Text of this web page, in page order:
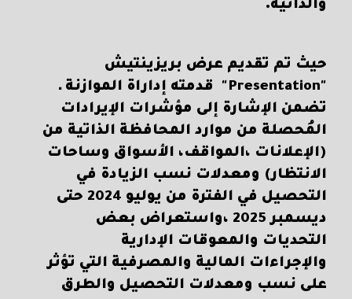
والذاتية.
حيث تم تقديم عرض بريزينتيش
"Presentation" قدمته إداراة الموازنة ـ
تضمن الإشارة إلى مؤشرات الإيرادات
المُحصلة من موارد المحافظة الذاتية من
(الإعلانات ،المواقف، الأسواق وساحات
الانتظار) ومعدلات نسب الزيادة في
التحصيل في الفترة من يوليو 2024 حتى
ديسمبر 2025 ،واستعراض بعض
التحديات والمعوقات الإدارية
والإجراءات المالية والمصرفية التي تؤثر
على نسب ومعدلات التحصيل والطرق